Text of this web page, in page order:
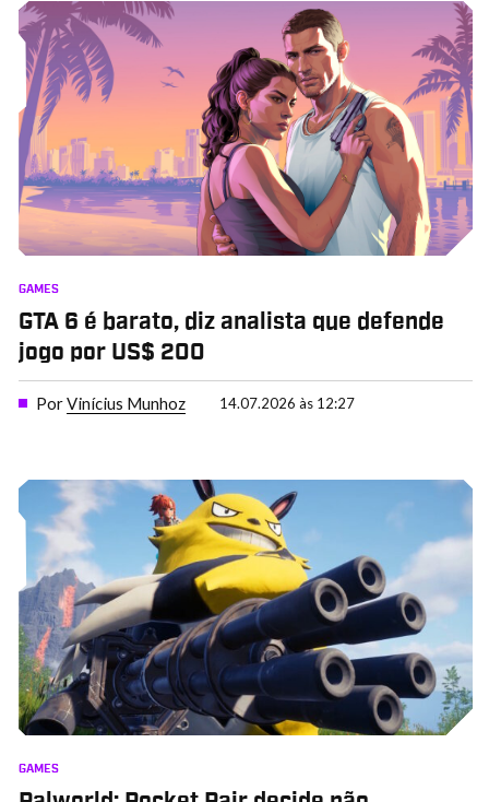
GAMES
GTA 6 é barato, diz analista que defende
jogo por US$ 200
PorVinícius Munhoz 14.07.2026 às 12:27
GAMES